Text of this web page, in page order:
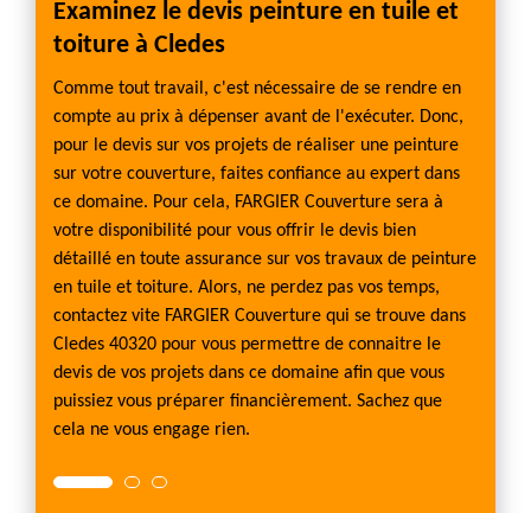
Examinez le devis peinture en tuile et
toiture à Cledes
Comme tout travail, c'est nécessaire de se rendre en
compte au prix à dépenser avant de l'exécuter. Donc,
pour le devis sur vos projets de réaliser une peinture
sur votre couverture, faites confiance au expert dans
ce domaine. Pour cela, FARGIER Couverture sera à
votre disponibilité pour vous offrir le devis bien
détaillé en toute assurance sur vos travaux de peinture
en tuile et toiture. Alors, ne perdez pas vos temps,
contactez vite FARGIER Couverture qui se trouve dans
Cledes 40320 pour vous permettre de connaitre le
devis de vos projets dans ce domaine afin que vous
puissiez vous préparer financièrement. Sachez que
cela ne vous engage rien.